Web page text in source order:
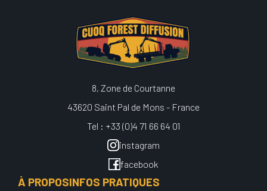
8, Zone de Courtanne
43620 Saint Pal de Mons - France
Tel : +33 (0)4 71 66 64 01
instagram
facebook
À PROPOSINFOS PRATIQUES